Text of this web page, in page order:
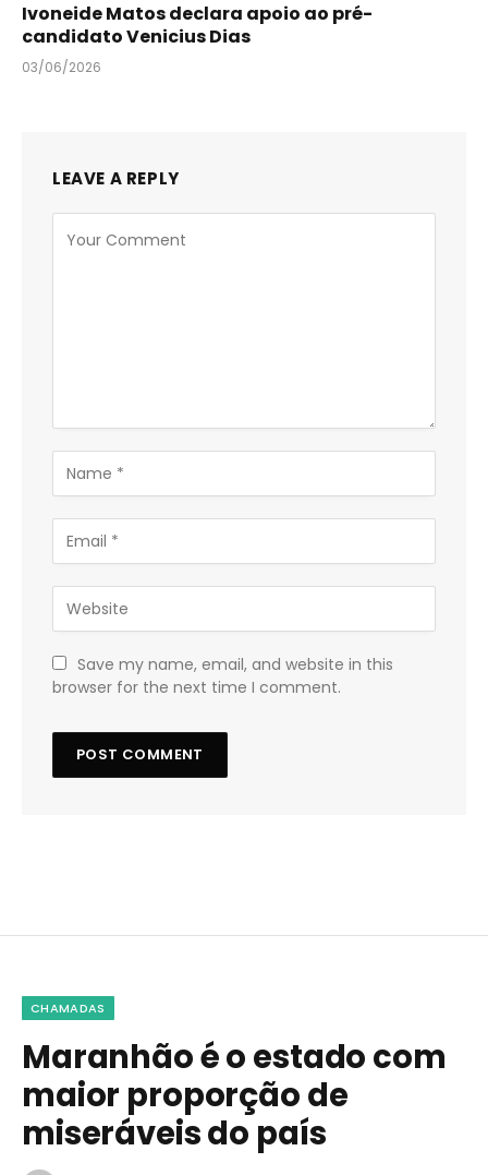
Ivoneide Matos declara apoio ao pré-
candidato Venicius Dias
03/06/2026
LEAVE A REPLY
Save my name, email, and website in this
browser for the next time I comment.
CHAMADAS
Maranhão é o estado com
maior proporção de
miseráveis do país